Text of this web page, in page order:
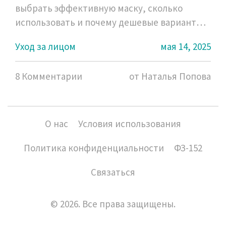
выбрать эффективную маску, сколько
использовать и почему дешевые варианты
Уход за лицом
мая 14, 2025
8 Комментарии от Наталья Попова
О нас
Условия использования
Политика конфиденциальности
ФЗ-152
Связаться
© 2026. Все права защищены.